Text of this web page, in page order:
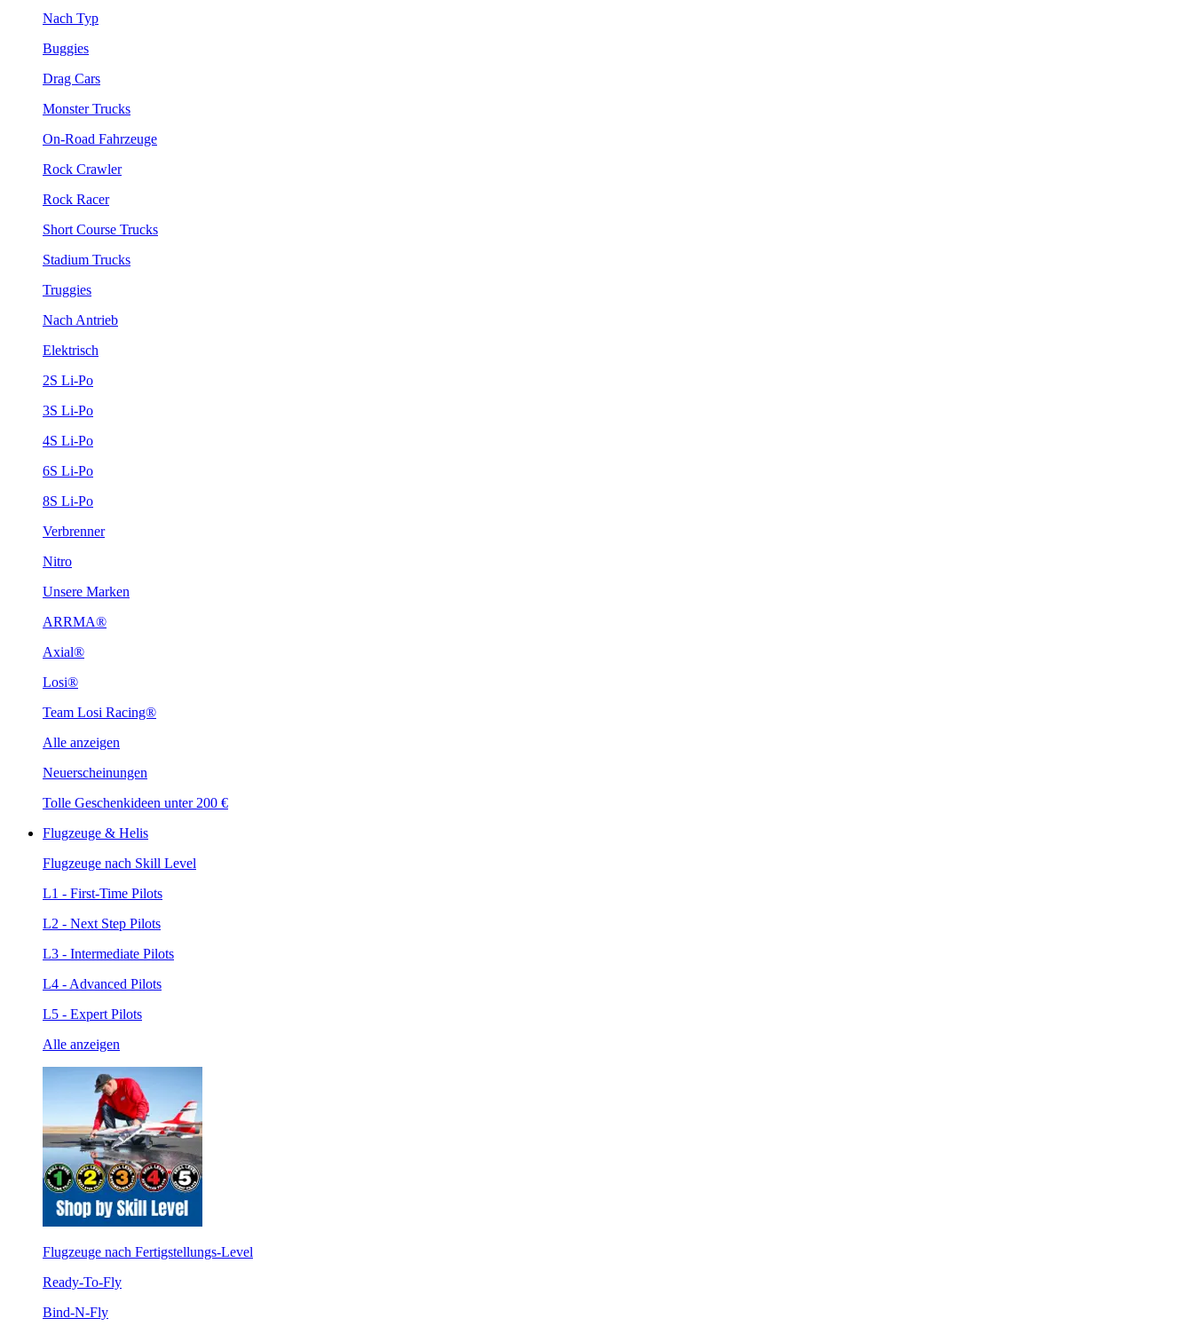
Nach Typ
Buggies
Drag Cars
Monster Trucks
On-Road Fahrzeuge
Rock Crawler
Rock Racer
Short Course Trucks
Stadium Trucks
Truggies
Nach Antrieb
Elektrisch
2S Li-Po
3S Li-Po
4S Li-Po
6S Li-Po
8S Li-Po
Verbrenner
Nitro
Unsere Marken
ARRMA®
Axial®
Losi®
Team Losi Racing®
Alle anzeigen
Neuerscheinungen
Tolle Geschenkideen unter 200 €
Flugzeuge & Helis
Flugzeuge nach Skill Level
L1 - First-Time Pilots
L2 - Next Step Pilots
L3 - Intermediate Pilots
L4 - Advanced Pilots
L5 - Expert Pilots
Alle anzeigen
Flugzeuge nach Fertigstellungs-Level
Ready-To-Fly
Bind-N-Fly